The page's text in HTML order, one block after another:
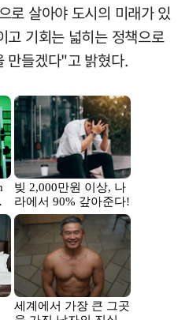
로 살아야 도시의 미래가 있
고 기회는 넓히는 정책으로
만들겠다"고 밝혔다.